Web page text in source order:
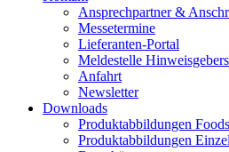
Ansprechpartner &
Messetermine
Lieferanten-Portal
Meldestelle
Anfahrt
Newsletter
Downloads
Produktabbildungen
Produktabbildungen